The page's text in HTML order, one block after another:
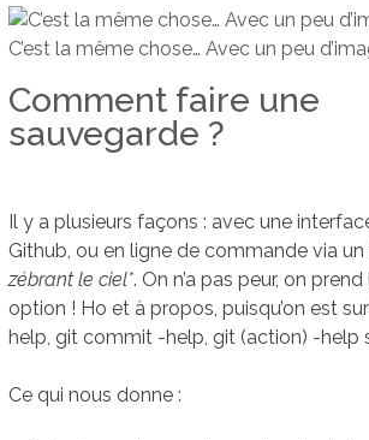
C’est la même chose… Avec un peu
Comment faire une
sauvegarde ?
Il y a plusieurs façons : avec une
Github, ou en ligne de commande via
zébrant le ciel*. On n’a pas peur, on
option ! Ho et à propos, puisqu’on est
help, git commit -help, git (action) -help
Ce qui nous donne :